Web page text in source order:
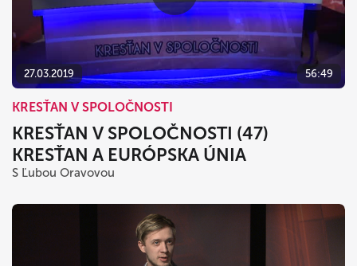
27.03.2019 56:49
KRESŤAN V SPOLOČNOSTI
KRESŤAN V SPOLOČNOSTI (47)
KRESŤAN A EURÓPSKA ÚNIA
S Ľubou Oravovou